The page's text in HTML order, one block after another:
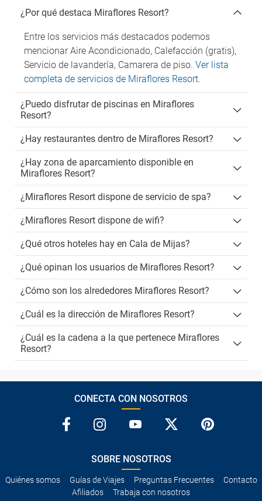
¿Por qué destaca Miraflores Resort?
Entre los servicios más destacados podemos
mencionar Aire Acondicionado, Calefacción (gratis),
Servicio de lavandería, Camarera de piso. Ver lista
completa de servicios de Miraflores Resort.
¿Puedo disfrutar de piscinas en Miraflores
Resort?
¿Hay restaurantes dentro de Miraflores Resort?
¿Hay zona de aparcamiento disponible en
Miraflores Resort?
¿Miraflores Resort dispone de servicio de spa?
¿Miraflores Resort dispone de wifi?
¿Qué otros hoteles hay en Cala de Mijas?
¿Qué opinan los usuarios de Miraflores Resort?
¿Cómo son los alrededores Miraflores Resort?
¿Cuál es la dirección de Miraflores Resort?
¿Cuál es la cadena a la que pertenece Miraflores
Resort?
CONECTA CON NOSOTROS
SOBRE NOSOTROS
Quiénes somos Guías de Viajes Preguntas Frecuentes
Contacto
Afiliados
Trabaja con nosotros